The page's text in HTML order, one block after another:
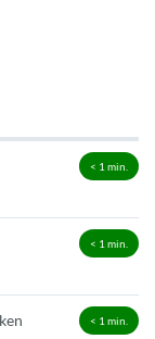
< 1 min.
< 1 min.
< 1 min.